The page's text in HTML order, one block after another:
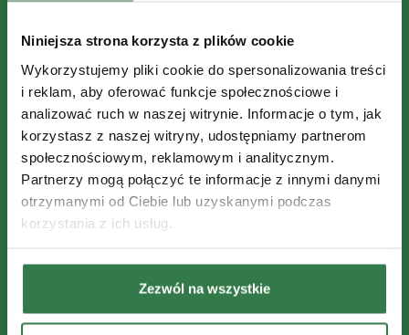
Niniejsza strona korzysta z plików cookie
Wykorzystujemy pliki cookie do spersonalizowania treści
i reklam, aby oferować funkcje społecznościowe i
analizować ruch w naszej witrynie. Informacje o tym, jak
korzystasz z naszej witryny, udostępniamy partnerom
społecznościowym, reklamowym i analitycznym.
Partnerzy mogą połączyć te informacje z innymi danymi
otrzymanymi od Ciebie lub uzyskanymi podczas
korzystania z ich usług.
Zezwól na wszystkie